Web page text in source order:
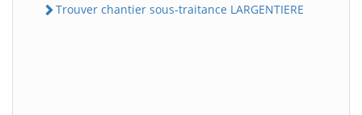
Trouver chantier sous-traitance LARGENTIERE